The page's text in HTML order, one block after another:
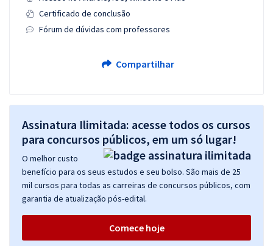
Certificado de conclusão
Fórum de dúvidas com professores
Compartilhar
Assinatura Ilimitada: acesse todos os cursos
para concursos públicos, em um só lugar!
O melhor custo
benefício para os seus estudos e seu bolso. São mais de 25
mil cursos para todas as carreiras de concursos públicos, com
garantia de atualização pós-edital.
Comece hoje